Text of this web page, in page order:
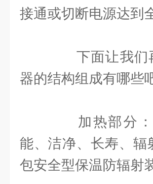
接通或切断电源达到
下面让我们
器的结构组成有哪些
加热部分：
能、洁净、长寿、辐
包安全型保温防辐射